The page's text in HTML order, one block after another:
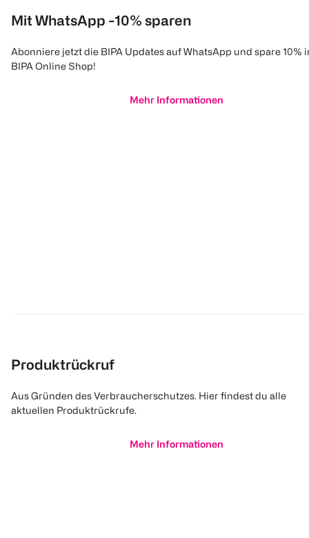
Mit WhatsApp -10% sparen
Abonniere jetzt die BIPA Updates auf WhatsApp und spare 10%
BIPA Online Shop!
Mehr Informationen
Produktrückruf
Aus Gründen des Verbraucherschutzes. Hier findest du alle
aktuellen Produktrückrufe.
Mehr Informationen